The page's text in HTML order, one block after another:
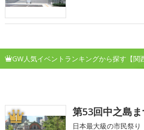
GW人気イベントランキングから探す【関
1 第53回中之島
日本最大級の市民祭り